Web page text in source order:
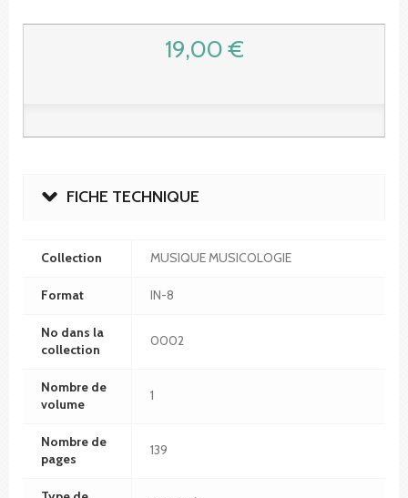
19,00 €
FICHE TECHNIQUE
Collection MUSIQUE MUSICOLOGIE
Format IN-8
No dans la
collection
0002
Nombre de
volume
1
Nombre de
pages
139